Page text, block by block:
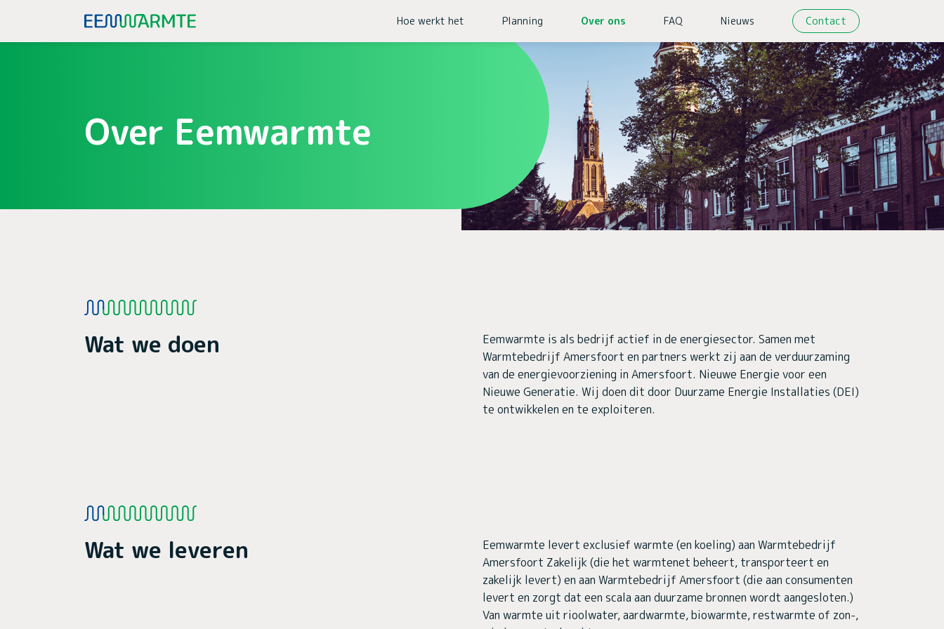
Hoe werkt het Planning Over ons FAQ Nieuws Contact
Over Eemwarmte
Wat we doen
Eemwarmte is als bedrijf actief in de energiesector. Samen met
Warmtebedrijf Amersfoort en partners werkt zij aan de verduurzaming
van de energievoorziening in Amersfoort. Nieuwe Energie voor een
Nieuwe Generatie. Wij doen dit door Duurzame Energie Installaties (DEI)
te ontwikkelen en te exploiteren.
Wat we leveren
Eemwarmte levert exclusief warmte (en koeling) aan Warmtebedrijf
Amersfoort Zakelijk (die het warmtenet beheert, transporteert en
zakelijk levert) en aan Warmtebedrijf Amersfoort (die aan consumenten
levert en zorgt dat een scala aan duurzame bronnen wordt aangesloten.)
Van warmte uit rioolwater, aardwarmte, biowarmte, restwarmte of zon-,